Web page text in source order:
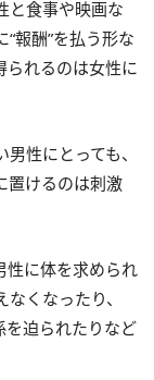
と食事や映画な
報酬”を払う形な
られるのは女性に
性にとっても、
置けるのは刺激
性に体を求められ
くなったり、
を迫られたりなど